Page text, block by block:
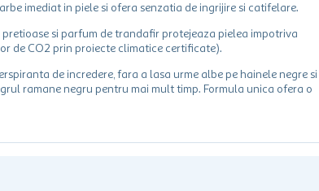
imediat in piele si ofera senzatia de ingrijire si catifelare.
si parfum de trandafir protejeaza pielea impotriva
de CO2 prin proiecte climatice certificate).
de incredere, fara a lasa urme albe pe hainele negre si
ramane negru pentru mai mult timp. Formula unica ofera o